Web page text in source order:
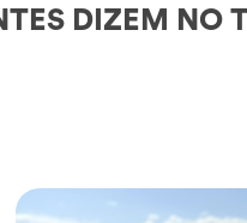
DIZEM NO